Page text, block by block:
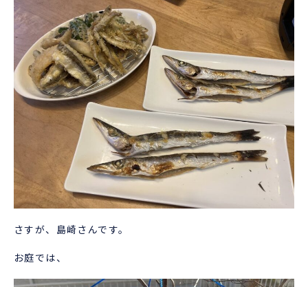
さすが、島崎さんです。
お庭では、